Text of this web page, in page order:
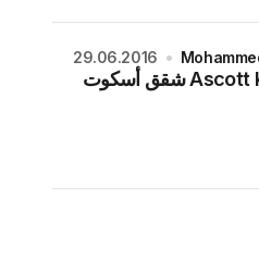
Ascott Kuala Lumpur شقق أسكوت
29.06.2016